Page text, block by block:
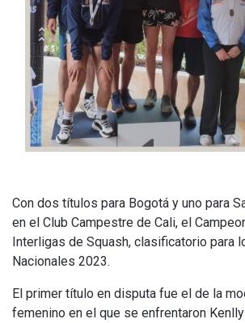
Con dos títulos para Bogotá y uno para
en el Club Campestre de Cali, el
Interligas de Squash, clasificatorio para
Nacionales 2023.
El primer título en disputa fue el de la
femenino en el que se enfrentaron